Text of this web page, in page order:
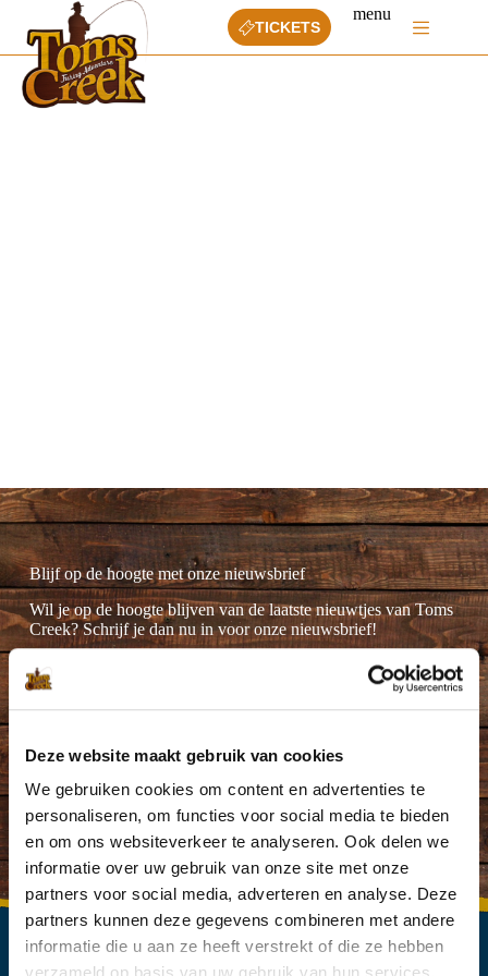
Deze website maakt gebruik van cookies
We gebruiken cookies om content en advertenties te
personaliseren, om functies voor social media te bieden
en om ons websiteverkeer te analyseren. Ook delen we
informatie over uw gebruik van onze site met onze
partners voor social media, adverteren en analyse. Deze
partners kunnen deze gegevens combineren met andere
informatie die u aan ze heeft verstrekt of die ze hebben
naar
inhoud
TICKETS
menu
Blijf op de hoogte met onze nieuwsbrief
Wil je op de hoogte blijven van de laatste nieuwtjes van Toms
Creek? Schrijf je dan nu in voor onze nieuwsbrief!
Ik ga akkoord met deprivacyverklaring.(Vereist)